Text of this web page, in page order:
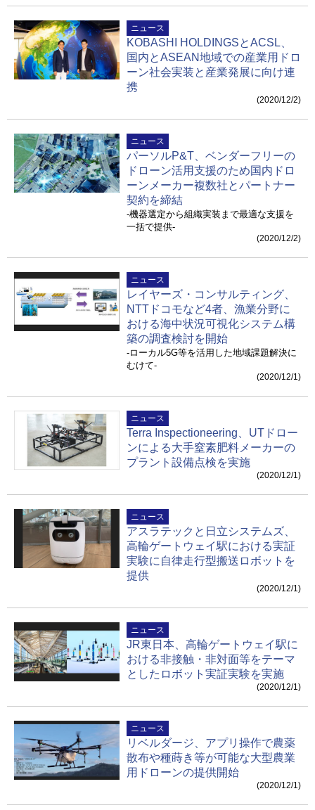
ニュース
KOBASHI HOLDINGSとACSL、
国内とASEAN地域での産業用ドロ
ーン社会実装と産業発展に向け連
携
(2020/12/2)
ニュース
パーソルP&T、ベンダーフリーの
ドローン活用支援のため国内ドロ
ーンメーカー複数社とパートナー
契約を締結
-機器選定から組織実装まで最適な支援を
一括で提供-
(2020/12/2)
ニュース
レイヤーズ・コンサルティング、
NTTドコモなど4者、漁業分野に
おける海中状況可視化システム構
築の調査検討を開始
-ローカル5G等を活用した地域課題解決に
むけて-
(2020/12/1)
ニュース
Terra Inspectioneering、UTドロー
ンによる大手窒素肥料メーカーの
プラント設備点検を実施
(2020/12/1)
ニュース
アスラテックと日立システムズ、
高輪ゲートウェイ駅における実証
実験に自律走行型搬送ロボットを
提供
(2020/12/1)
ニュース
JR東日本、高輪ゲートウェイ駅に
おける非接触・非対面等をテーマ
としたロボット実証実験を実施
(2020/12/1)
ニュース
リベルダージ、アプリ操作で農薬
散布や種蒔き等が可能な大型農業
用ドローンの提供開始
(2020/12/1)